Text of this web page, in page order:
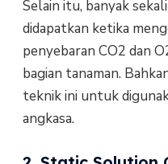
Selain itu, banyak
didapatkan ketika
penyebaran CO2 dan
bagian tanaman.
teknik ini untuk
angkasa.